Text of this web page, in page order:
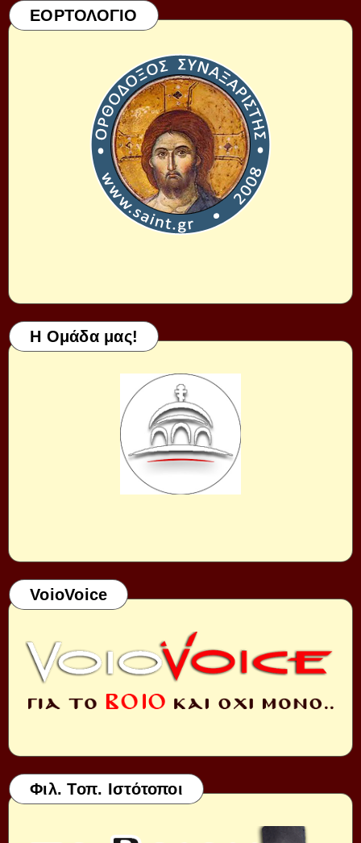
ΕΟΡΤΟΛΟΓΙΟ
Η Ομάδα μας!
VoioVoice
Φιλ. Τοπ. Ιστότοποι